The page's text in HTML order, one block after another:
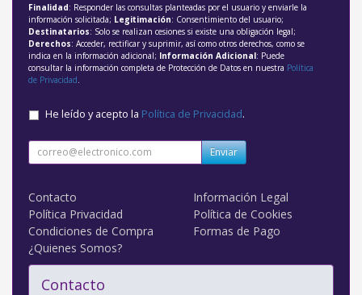
Finalidad: Responder las consultas planteadas por el usuario y enviarle la
información solicitada; Legitimación: Consentimiento del usuario;
Destinatarios: Solo se realizan cesiones si existe una obligación legal;
Derechos: Acceder, rectificar y suprimir, así como otros derechos, como se
indica en la información adicional; Información Adicional: Puede
consultar la información completa de Protección de Datos en nuestra Política
de Privacidad.
He leído y acepto la Política de Privacidad.
Enviar
Contacto
Información Legal
Política Privacidad
Política de Cookies
Condiciones de Compra
Formas de Pago
¿Quienes Somos?
Contacto